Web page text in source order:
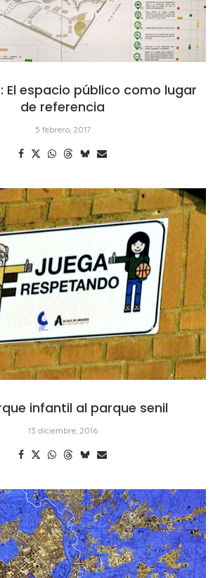
El espacio público como lugar
de referencia
5 febrero, 2017
infantil al parque senil
13 diciembre, 2016